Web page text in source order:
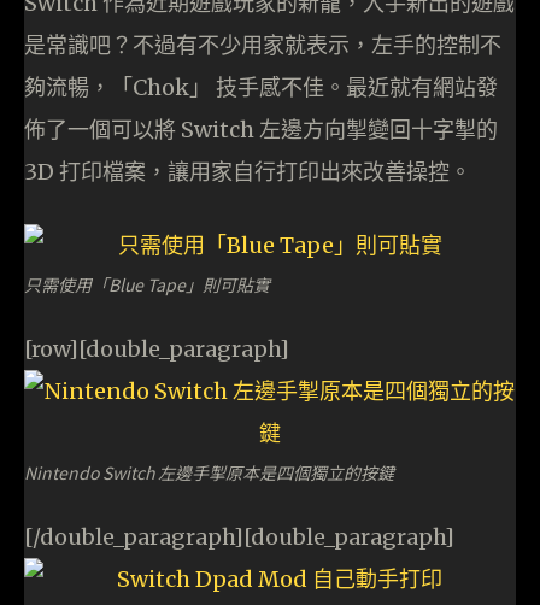
是常識吧？不過有不少用家就表示，左手的控制不
夠流暢，「Chok」 技手感不佳。最近就有網站發
佈了一個可以將 Switch 左邊方向掣變回十字掣的
3D 打印檔案，讓用家自行打印出來改善操控。
只需使用「Blue Tape」則可貼實
[row][double_paragraph]
Nintendo Switch 左邊手掣原本是四個獨立的按鍵
[/double_paragraph][double_paragraph]